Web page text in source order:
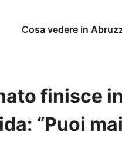
Cosa vedere in
finisce
“Puoi